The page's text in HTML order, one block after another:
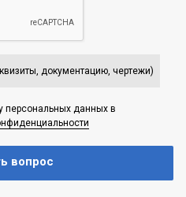
документацию, чертежи)
персональных данных в